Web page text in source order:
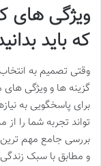
ویژگی های
که باید
وقتی تصمیم به
گزینه ها و ویژگی
برای پاسخگویی به
تواند تجربه شما را
بررسی جامع مهم ترین
و مطابق با سبک زندگی